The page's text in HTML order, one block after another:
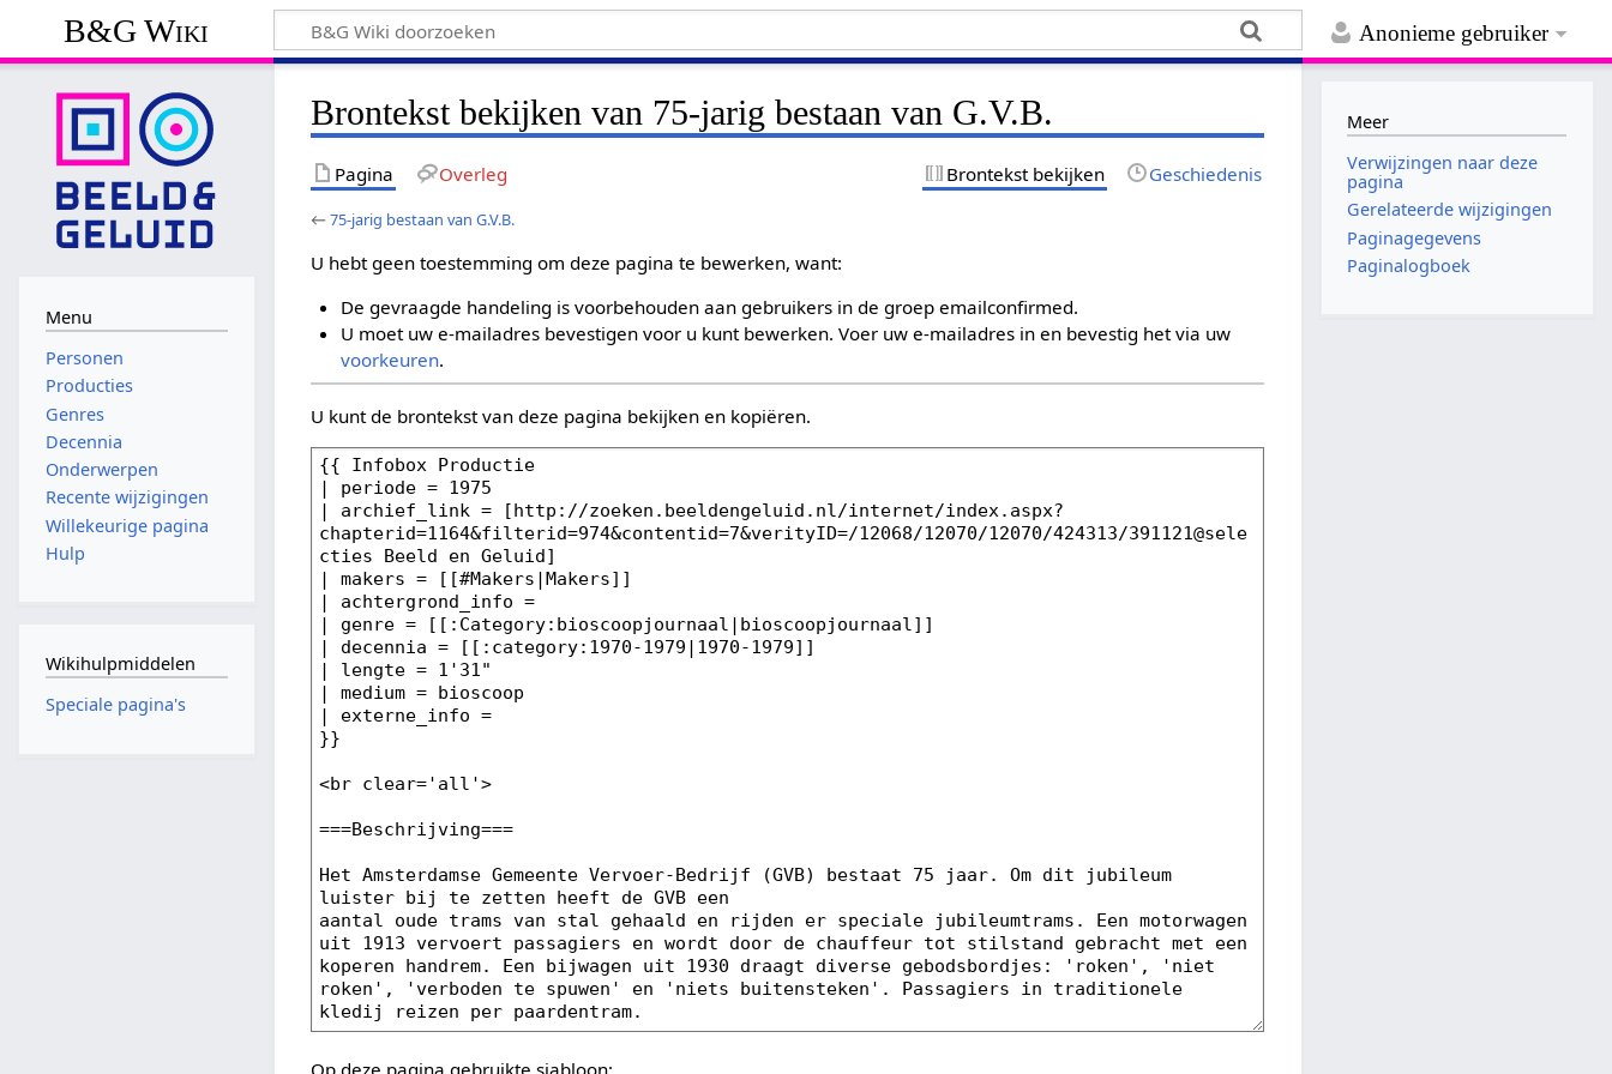
Anonieme gebruiker
B&G Wiki
Brontekst bekijken van 75-jarig bestaan van G.V.B.
Pagina Overleg Brontekst bekijken Geschiedenis
←75-jarig bestaan van G.V.B.
U hebt geen toestemming om deze pagina te bewerken, want:
De gevraagde handeling is voorbehouden aan gebruikers in de groep emailconfirmed.
U moet uw e-mailadres bevestigen voor u kunt bewerken. Voer uw e-mailadres in en bevestig het via uw
voorkeuren.
U kunt de brontekst van deze pagina bekijken en kopiëren.
Op deze pagina gebruikte sjabloon:
Menu
Personen
Producties
Genres
Decennia
Onderwerpen
Recente wijzigingen
Willekeurige pagina
Hulp
Wikihulpmiddelen
Speciale pagina's
Meer
Verwijzingen naar deze
pagina
Gerelateerde wijzigingen
Paginagegevens
Paginalogboek